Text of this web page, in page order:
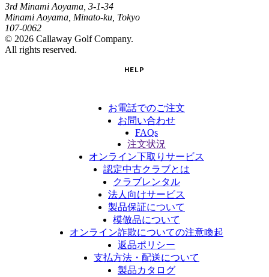
3rd Minami Aoyama, 3-1-34
Minami Aoyama, Minato-ku, Tokyo
107-0062
© 2026 Callaway Golf Company.
All rights reserved.
HELP
お電話でのご注文
お問い合わせ
FAQs
注文状況
オンライン下取りサービス
認定中古クラブとは
クラブレンタル
法人向けサービス
製品保証について
模倣品について
オンライン詐欺についての注意喚起
返品ポリシー
支払方法・配送について
製品カタログ